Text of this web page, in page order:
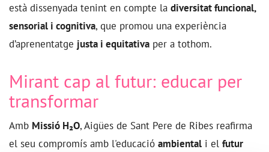
està dissenyada tenint en compte la diversitat funcional,
sensorial i cognitiva, que promou una experiència
d’aprenentatge justa i equitativa per a tothom.
Mirant cap al futur: educar per
transformar
Amb Missió H₂O, Aigües de Sant Pere de Ribes reafirma
el seu compromís amb l'educació ambiental i el futur